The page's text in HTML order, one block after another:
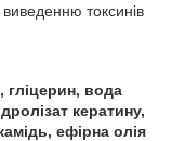
токсинів
гліцерин, вода
кератину,
ефірна олія